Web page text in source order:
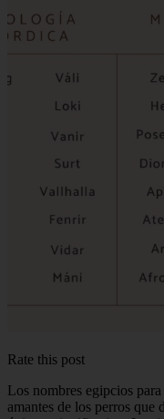
Rate this post
Los nombres egipcios
amantes de los perros que